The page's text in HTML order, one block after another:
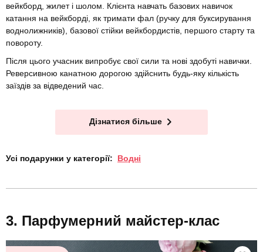
вейкборд, жилет і шолом. Клієнта навчать базових навичок
катання на вейкборді, як тримати фал (ручку для буксирування
воднолижників), базової стійки вейкбордистів, першого старту та
повороту.
Після цього учасник випробує свої сили та нові здобуті навички.
Реверсивною канатною дорогою здійснить будь-яку кількість
заїздів за відведений час.
Дізнатися більше
Усі подарунки у категорії: Водні
Парфумерний майстер-клас